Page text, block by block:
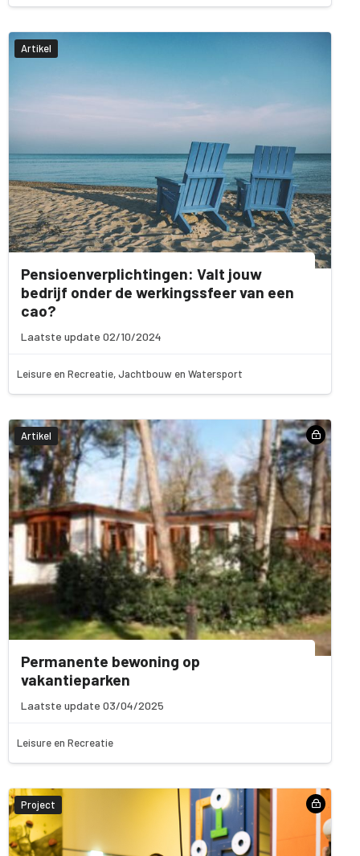
Artikel
Pensioenverplichtingen: Valt jouw
bedrijf onder de werkingssfeer van een
cao?
Laatste update 02/10/2024
Leisure en Recreatie, Jachtbouw en Watersport
Artikel
Permanente bewoning op
vakantieparken
Laatste update 03/04/2025
Leisure en Recreatie
Project